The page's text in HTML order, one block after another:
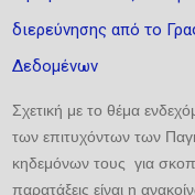
διερεύνησης από το
Δεδομένων
Σχετική με το θέμα
των επιτυχόντων των
κηδεμόνων τους για
παρατάξεις είναι η